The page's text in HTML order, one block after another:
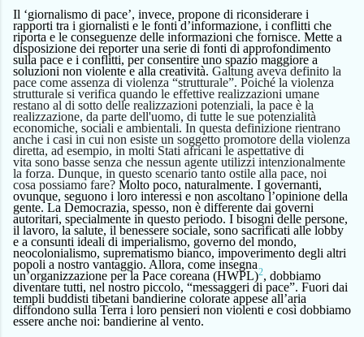
Il ‘giornalismo di pace’, invece, propone di riconsiderare i
rapporti tra i giornalisti e le fonti d’informazione, i conflitti che
riporta e le conseguenze delle informazioni che fornisce. Mette a
disposizione dei reporter una serie di fonti di approfondimento
sulla pace e i conflitti, per consentire uno spazio maggiore a
soluzioni non violente e alla creatività. Galtung avevadefinito la
pace come assenza di violenza “strutturale”. Poiché la violenza
strutturale si verifica quando le effettive realizzazioni umane
restano al di sotto delle realizzazioni potenziali, la pace è la
realizzazione, da parte dell'uomo, di tutte le sue potenzialità
economiche, sociali e ambientali. In questa definizione rientrano
anche i casi in cui non esiste un soggetto promotore della violenza
diretta, ad esempio, in molti Stati africani le aspettative di
vita sono basse senza che nessun agente utilizzi intenzionalmente
la forza. Dunque, in questo scenario tanto ostile alla pace, noi
cosa possiamo fare? Molto poco, naturalmente. I governanti,
ovunque, seguono i loro interessi e non ascoltano l’opinione della
gente. La Democrazia, spesso, non è differente dai governi
autoritari, specialmente in questo periodo. I bisogni delle persone,
il lavoro, la salute, il benessere sociale, sono sacrificati alle lobby
e a consunti ideali di imperialismo, governo del mondo,
neocolonialismo, suprematismo bianco, impoverimento degli altri
popoli a nostro vantaggio. Allora, come insegna
un’organizzazione per la Pace coreana (HWPL)2, dobbiamo
diventare tutti, nel nostro piccolo, “messaggeri di pace”. Fuori dai
templi buddisti tibetani bandierine colorate appese all’aria
diffondono sulla Terra i loro pensieri non violenti e così dobbiamo
essere anche noi: bandierine al vento.